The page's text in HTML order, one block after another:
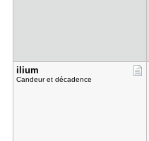
ilium
Candeur et décadence